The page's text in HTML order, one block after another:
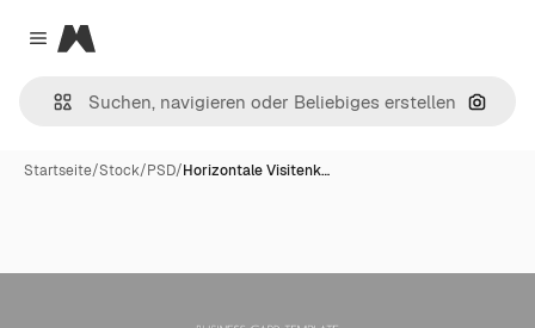
Close menu
Magnific
Nach
Startseite/Stock/PSD/Horizontale Visitenk…